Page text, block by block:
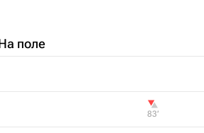
поле
83‎’‎